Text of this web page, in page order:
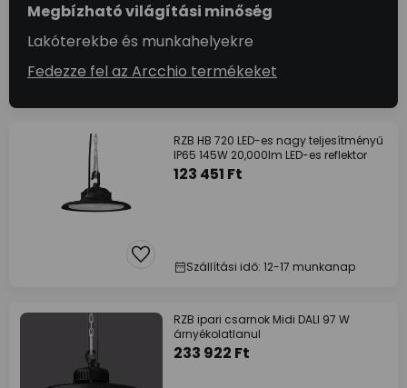
Megbízható világítási minőség
Lakóterekbe és munkahelyekre
Fedezze fel az Arcchio termékeket
RZB HB 720 LED-es nagy teljesítményű
IP65 145W 20,000lm LED-es reflektor
123 451 Ft
Szállítási idő: 12-17 munkanap
RZB ipari csarnok Midi DALI 97 W
árnyékolatlanul
233 922 Ft